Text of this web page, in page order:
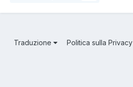
Traduzione Politica sulla Privacy